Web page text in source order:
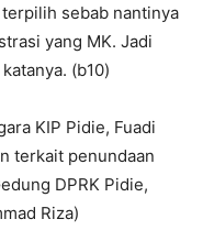
sebab nantinya
yang MK. Jadi
(b10)
KIP Pidie, Fuadi
terkait penundaan
DPRK Pidie,
Riza)